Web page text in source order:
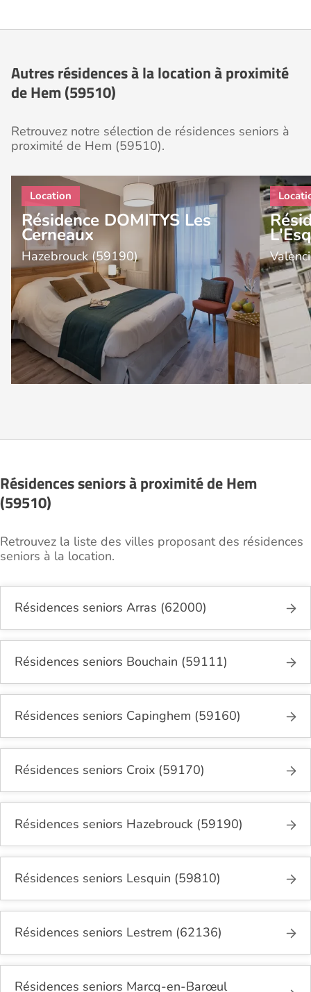
Autres résidences à la location à proximité
de Hem (59510)
Retrouvez notre sélection de résidences seniors à
proximité de Hem (59510).
Résidence DOMITYS Les
Cerneaux
Hazebrouck (59190)
Résidences seniors à proximité de Hem
(59510)
Retrouvez la liste des villes proposant des résidences
seniors à la location.
Résidences seniors Arras (62000)
Résidences seniors Bouchain (59111)
Résidences seniors Capinghem (59160)
Résidences seniors Croix (59170)
Résidences seniors Hazebrouck (59190)
Résidences seniors Lesquin (59810)
Résidences seniors Lestrem (62136)
Résidences seniors Marcq-en-Barœul